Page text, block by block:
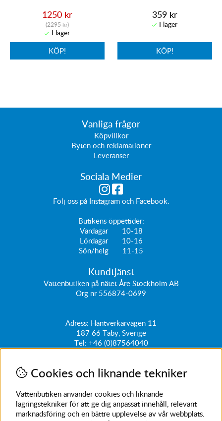
1250 kr
(2295 kr)
KÖP!
359 kr
KÖP!
Vanliga frågor
Köpvillkor
Byten och reklamationer
Leveranser
Sociala Medier
Följ oss på Instagramoch Facebook
Butikens öppettider:
Vardagar 10-18
Lördagar 10-16
Sön/helg 11-15
Kundtjänst
Vattenbutiken på nätet Åre Stockholm AB
Org nr 556874-0699
Adress: Hantverkarvägen 11
187 66 Täby, Sverige
Tel: +46 (0)87564040
kundtjanst@vattenbutiken.se
Få vårt nyhetsbrev
Ange din e-post nedan för att ta del av nyheter och
erbjudanden
SKICKA
Cookies och liknande tekniker
Vattenbutiken använder cookies och liknande
lagringstekniker för att ge dig anpassat innehåll, relevant
marknadsföring och en bättre upplevelse av vår webbplats.